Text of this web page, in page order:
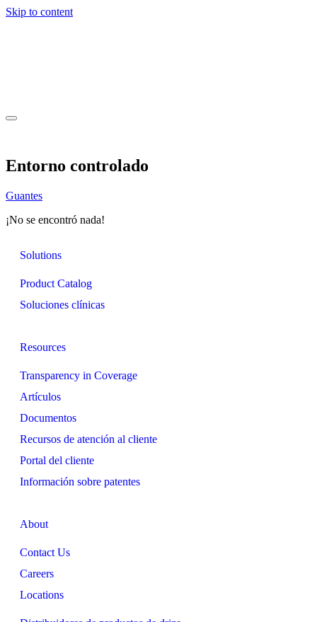
Skip to content
Entorno controlado
Guantes
¡No se encontró nada!
Solutions
Product Catalog
Soluciones clínicas
Resources
Transparency in Coverage
Artículos
Documentos
Recursos de atención al cliente
Portal del cliente
Información sobre patentes
About
Contact Us
Careers
Locations